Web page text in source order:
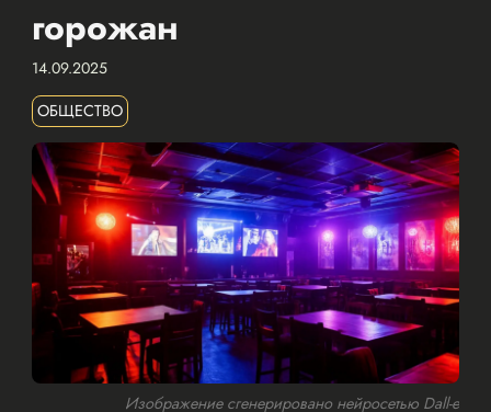
горожан
14.09.2025
ОБЩЕСТВО
Изображение сгенерировано нейросетью Dall-e